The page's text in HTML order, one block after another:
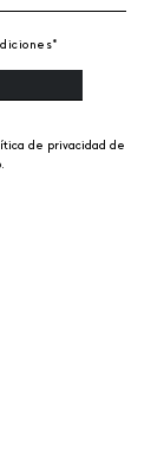
*
de privacidad de